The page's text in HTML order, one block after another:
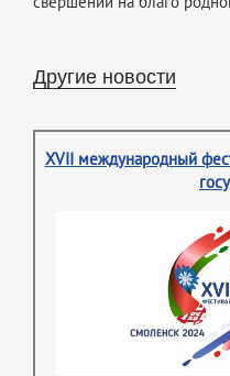
Другие новости
XVII международный